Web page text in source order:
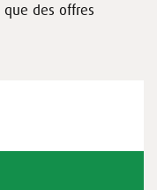
des offres